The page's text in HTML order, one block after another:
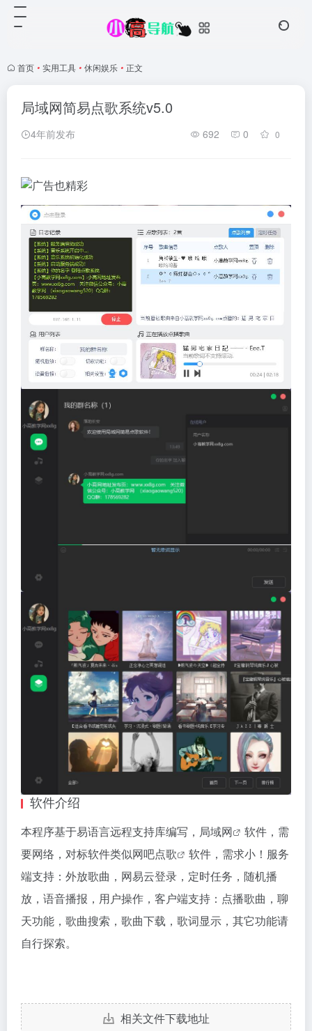
首页 • 实用工具 • 休闲娱乐 • 正文
局域网简易点歌系统v5.0
4年前发布 692 0 0
软件介绍
本程序基于易语言远程支持库编写， 局域网
软件，需
要网络，对标软件类似网吧点歌
软件，需求小！服务
端支持：外放歌曲，网易云登录，定时任务，随机播
放，语音播报，用户操作，客户端支持：点播歌曲，聊
天功能，歌曲搜索，歌曲下载，歌词显示，其它功能请
自行探索。
相关文件下载地址